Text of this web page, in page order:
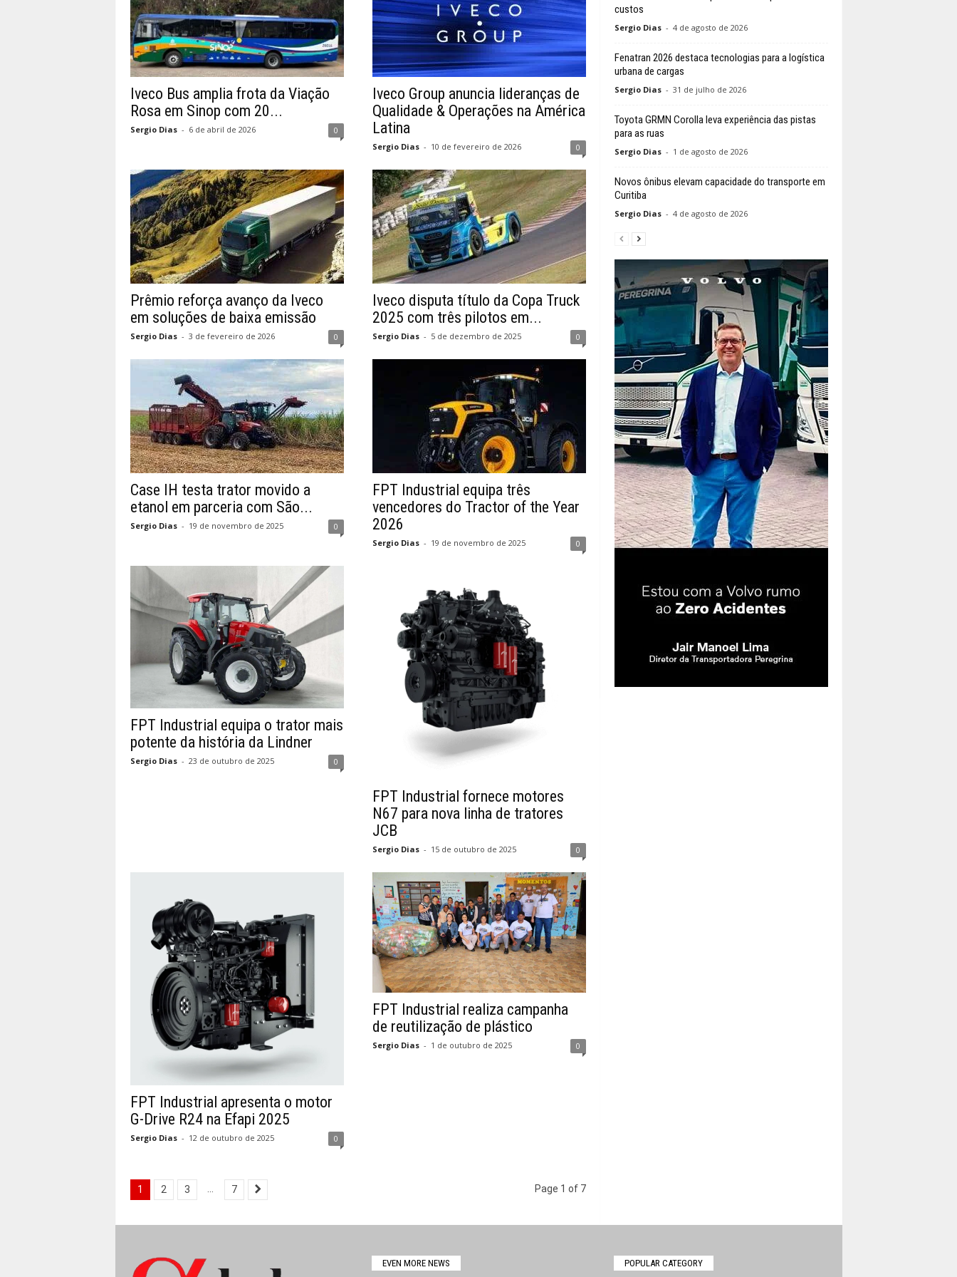
Iveco Bus amplia frota da Viação
Rosa em Sinop com 20...
Sergio Dias - 6 de abril de 2026 0
Iveco Group anuncia lideranças de
Qualidade & Operações na América
Latina
Sergio Dias - 10 de fevereiro de 2026 0
Prêmio reforça avanço da Iveco
em soluções de baixa emissão
Sergio Dias - 3 de fevereiro de 2026 0
Iveco disputa título da Copa Truck
2025 com três pilotos em...
Sergio Dias - 5 de dezembro de 2025 0
Case IH testa trator movido a
etanol em parceria com São...
Sergio Dias - 19 de novembro de 2025 0
FPT Industrial equipa três
vencedores do Tractor of the Year
2026
Sergio Dias - 19 de novembro de 2025 0
FPT Industrial equipa o trator mais
potente da história da Lindner
Sergio Dias - 23 de outubro de 2025 0
FPT Industrial fornece motores
N67 para nova linha de tratores
JCB
Sergio Dias - 15 de outubro de 2025 0
FPT Industrial apresenta o motor
G-Drive R24 na Efapi 2025
Sergio Dias - 12 de outubro de 2025 0
FPT Industrial realiza campanha
de reutilização de plástico
Sergio Dias - 1 de outubro de 2025 0
1 2 3 7 Page 1 of 7
custos
Sergio Dias - 4 de agosto de 2026
Fenatran 2026 destaca tecnologias para a logística
urbana de cargas
Sergio Dias - 31 de julho de 2026
Toyota GRMN Corolla leva experiência das pistas
para as ruas
Sergio Dias - 1 de agosto de 2026
Novos ônibus elevam capacidade do transporte em
Curitiba
Sergio Dias - 4 de agosto de 2026
EVEN MORE NEWS POPULAR CATEGORY